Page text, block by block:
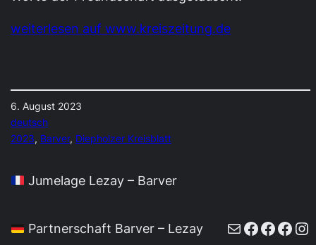
weiterlesen auf www.kreiszeitung.de
6. August 2023
deutsch
2023, Barver, Diepholzer Kreisblatt
Jumelage Lezay – Barver
Partnerschaft Barver – Lezay E-Mail